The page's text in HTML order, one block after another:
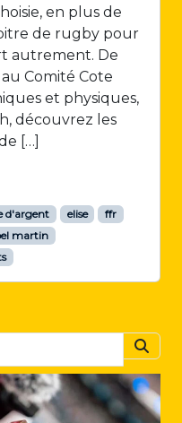
en plus de
de rugby pour
autrement. De
Comité Cote
et physiques,
découvrez les
[…]
d'argent elise
ffr
martin